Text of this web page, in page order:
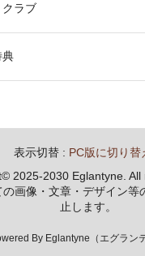
クラブ
典
表示切替 : PC版に切り替
2025-2030 Eglantyne. All
画像・文章・デザイン等
止します。
By Eglantyne（エグラン